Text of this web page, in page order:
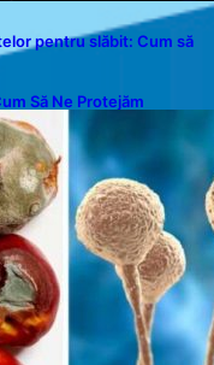
pentru slăbit: Cum să
Să Ne Protejăm